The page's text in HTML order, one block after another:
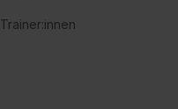
Trainer:innen